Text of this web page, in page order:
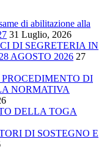
di abilitazione alla
31 Luglio, 2026
DI SEGRETERIA IN
AGOSTO 2026 27
DI
NORMATIVA
DELLA TOGA
DI SOSTEGNO E